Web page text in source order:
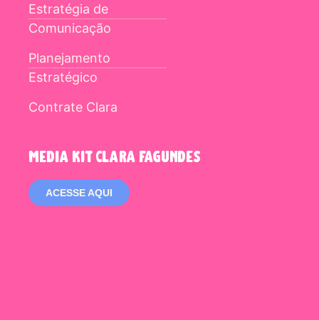
Estratégia de
Comunicação
Planejamento
Estratégico
Contrate Clara
media kit clara fagundes
ACESSE AQUI